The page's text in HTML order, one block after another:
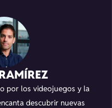
por los videojuegos y la
descubrir nuevas